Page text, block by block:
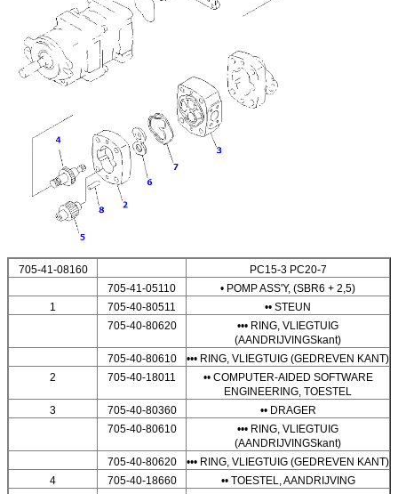
705-41-08160
PC15-3 PC20-7
705-41-05110
• POMP ASS'Y, (SBR6 + 2,5)
1
705-40-80511
•• STEUN
705-40-80620
••• RING, VLIEGTUIG
(AANDRIJVINGSkant)
705-40-80610
••• RING, VLIEGTUIG (GEDREVEN KANT)
2
705-40-18011
•• COMPUTER-AIDED SOFTWARE
ENGINEERING, TOESTEL
3
705-40-80360
•• DRAGER
705-40-80610
••• RING, VLIEGTUIG
(AANDRIJVINGSkant)
705-40-80620
••• RING, VLIEGTUIG (GEDREVEN KANT)
4
705-40-18660
•• TOESTEL, AANDRIJVING